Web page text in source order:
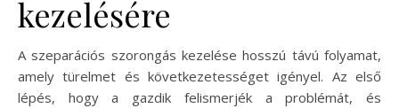
kezelésére
A szeparációs szorongás kezelése hosszú távú folyamat,
amely türelmet és következetességet igényel. Az első
lépés, hogy a gazdik felismerjék a problémát, és